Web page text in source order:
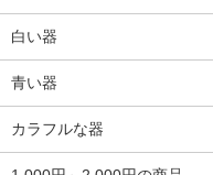
白い器
青い器
カラフルな器